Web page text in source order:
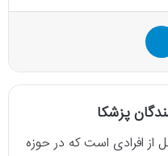
پزشکا
از افرادی است که در حوزه